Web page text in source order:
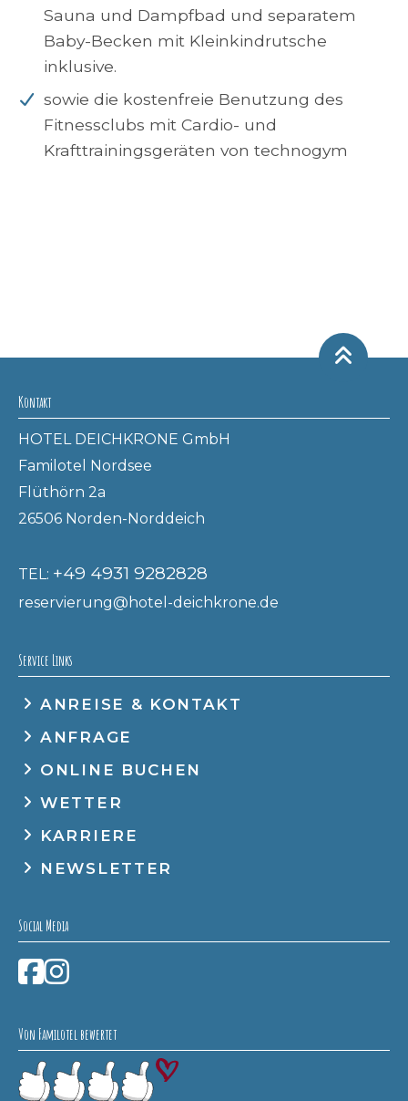
Sauna und Dampfbad und separatem
Baby-Becken mit Kleinkindrutsche
inklusive.
sowie die kostenfreie Benutzung des
Fitnessclubs mit Cardio- und
Krafttrainingsgeräten von technogym
Kontakt
HOTEL DEICHKRONE GmbH
Familotel Nordsee
Flüthörn 2a
26506 Norden-Norddeich
TEL: +49 4931 9282828
reservierung@hotel-deichkrone.de
Service Links
ANREISE & KONTAKT
ANFRAGE
ONLINE BUCHEN
WETTER
KARRIERE
NEWSLETTER
Social Media
Von Familotel bewertet